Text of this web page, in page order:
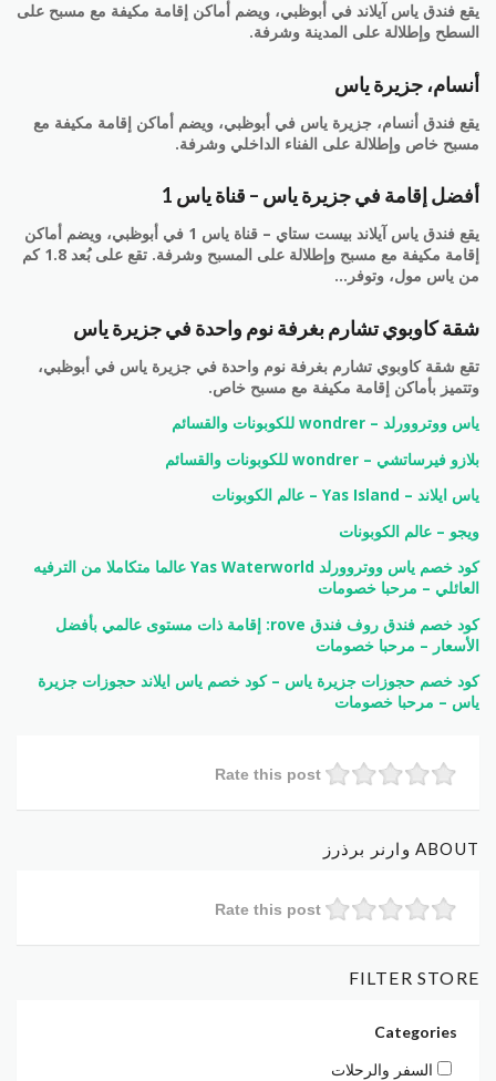
يقع فندق ياس آيلاند في أبوظبي، ويضم أماكن إقامة مكيفة مع مسبح على
السطح وإطلالة على المدينة وشرفة.
أنسام، جزيرة ياس
يقع فندق أنسام، جزيرة ياس في أبوظبي، ويضم أماكن إقامة مكيفة مع
مسبح خاص وإطلالة على الفناء الداخلي وشرفة.
أفضل إقامة في جزيرة ياس – قناة ياس 1
يقع فندق ياس آيلاند بيست ستاي – قناة ياس 1 في أبوظبي، ويضم أماكن
إقامة مكيفة مع مسبح وإطلالة على المسبح وشرفة. تقع على بُعد 1.8 كم
من ياس مول، وتوفر…
شقة كاوبوي تشارم بغرفة نوم واحدة في جزيرة ياس
تقع شقة كاوبوي تشارم بغرفة نوم واحدة في جزيرة ياس في أبوظبي،
وتتميز بأماكن إقامة مكيفة مع مسبح خاص.
ياس ووتروورلد – wondrer للكوبونات والقسائم
بلازو فيرساتشي – wondrer للكوبونات والقسائم
ياس ايلاند – Yas Island – عالم الكوبونات
ويجو – عالم الكوبونات
كود خصم ياس ووتروورلد Yas Waterworld عالما متكاملا من الترفيه
العائلي – مرحبا خصومات
كود خصم فندق روف فندق rove: إقامة ذات مستوى عالمي بأفضل
الأسعار – مرحبا خصومات
كود خصم حجوزات جزيرة ياس – كود خصم ياس ايلاند حجوزات جزيرة
ياس – مرحبا خصومات
Rate this post
ABOUT وارنر برذرز
Rate this post
FILTER STORE
Categories
السفر والرحلات